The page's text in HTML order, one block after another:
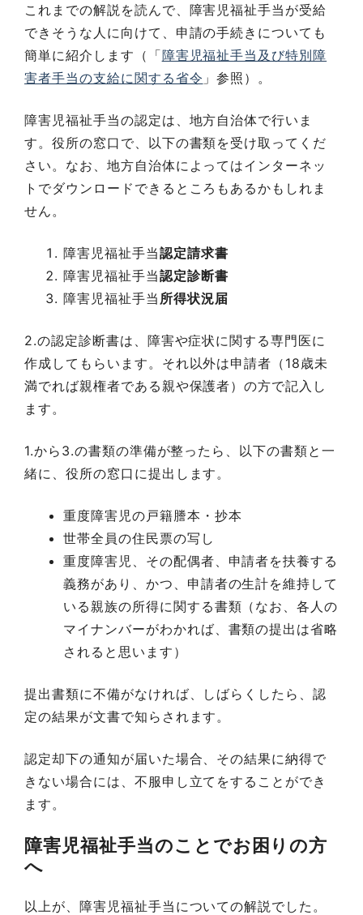
これまでの解説を読んで、障害児福祉手当が受給
できそうな人に向けて、申請の手続きについても
簡単に紹介します（「障害児福祉手当及び特別障
害者手当の支給に関する省令 」参照）。
障害児福祉手当の認定は、地方自治体で行いま
す。役所の窓口で、以下の書類を受け取ってくだ
さい。なお、地方自治体によってはインターネッ
トでダウンロードできるところもあるかもしれま
せん。
障害児福祉手当認定請求書
障害児福祉手当認定診断書
障害児福祉手当 所得状況届
2.の認定診断書は、障害や症状に関する専門医に
作成してもらいます。それ以外は申請者（18歳未
満でれば親権者である親や保護者）の方で記入し
ます。
1.から3.の書類の準備が整ったら、以下の書類と一
緒に、役所の窓口に提出します。
重度障害児の戸籍謄本・抄本
世帯全員の住民票の写し
重度障害児、その配偶者、申請者を扶養する
義務があり、かつ、申請者の生計を維持して
いる親族の所得に関する書類（なお、各人の
マイナンバーがわかれば、書類の提出は省略
されると思います）
提出書類に不備がなければ、しばらくしたら、認
定の結果が文書で知らされます。
認定却下の通知が届いた場合、その結果に納得で
きない場合には、不服申し立てをすることができ
ます。
障害児福祉手当のことでお困りの方
へ
以上が、障害児福祉手当についての解説でした。